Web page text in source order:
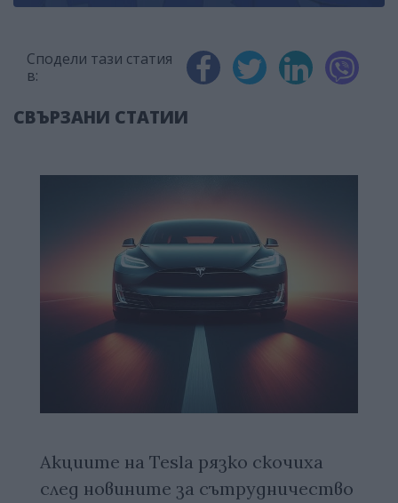
Сподели тази статия
в:
СВЪРЗАНИ СТАТИИ
Акциите на Tesla рязко скочиха
след новините за сътрудничество